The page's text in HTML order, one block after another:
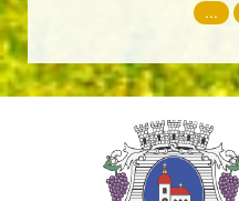
...